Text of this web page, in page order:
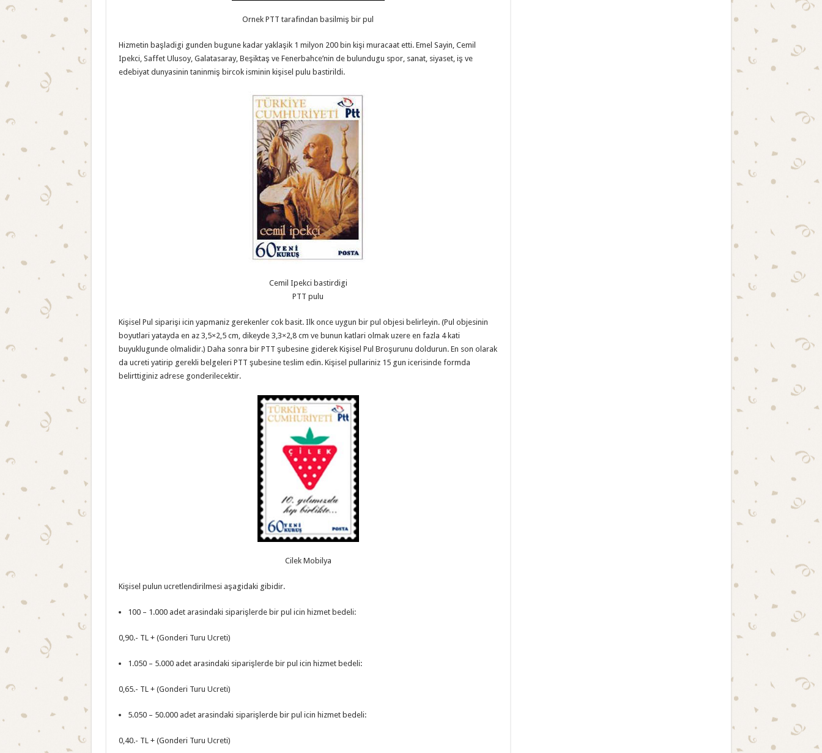
Ornek PTT tarafindan basilmiş bir pul
Hizmetin başladigi gunden bugune kadar yaklaşik 1 milyon 200 bin kişi muracaat etti. Emel Sayin, Cemil
Ipekci, Saffet Ulusoy, Galatasaray, Beşiktaş ve Fenerbahce’nin de bulundugu spor, sanat, siyaset, iş ve
edebiyat dunyasinin taninmiş bircok isminin kişisel pulu bastirildi.
Cemil Ipekci bastirdigi
PTT pulu
Kişisel Pul siparişi icin yapmaniz gerekenler cok basit. Ilk once uygun bir pul objesi belirleyin. (Pul objesinin
boyutlari yatayda en az 3,5×2,5 cm, dikeyde 3,3×2,8 cm ve bunun katlari olmak uzere en fazla 4 kati
buyuklugunde olmalidir.) Daha sonra bir PTT şubesine giderek Kişisel Pul Broşurunu doldurun. En son olarak
da ucreti yatirip gerekli belgeleri PTT şubesine teslim edin. Kişisel pullariniz 15 gun icerisinde formda
belirttiginiz adrese gonderilecektir.
Cilek Mobilya
Kişisel pulun ucretlendirilmesi aşagidaki gibidir.
100 – 1.000 adet arasindaki siparişlerde bir pul icin hizmet bedeli:
0,90.- TL + (Gonderi Turu Ucreti)
1.050 – 5.000 adet arasindaki siparişlerde bir pul icin hizmet bedeli:
0,65.- TL + (Gonderi Turu Ucreti)
5.050 – 50.000 adet arasindaki siparişlerde bir pul icin hizmet bedeli:
0,40.- TL + (Gonderi Turu Ucreti)